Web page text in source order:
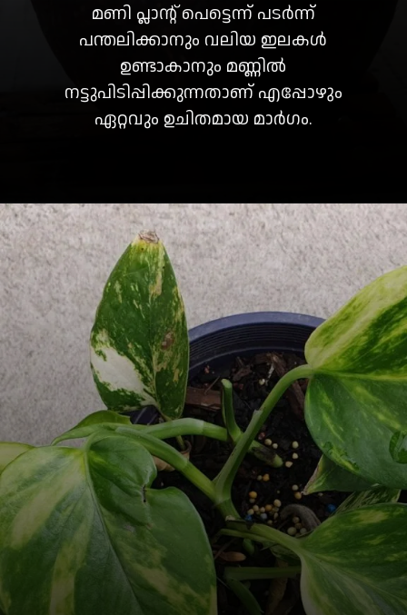
മണി പ്ലാന്റ് പെട്ടെന്ന് പടർന്ന്
പന്തലിക്കാനും വലിയ ഇലകൾ
ഉണ്ടാകാനും മണ്ണിൽ
നട്ടുപിടിപ്പിക്കുന്നതാണ് എപ്പോഴും